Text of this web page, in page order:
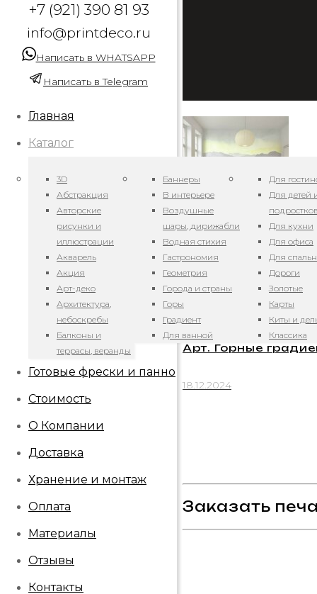
+7 (921) 390 81 93
info@printdeco.ru
Написать в WHATSAPP
Написать в Telegram
Главная
Каталог
3D
Абстракция
Авторские
рисунки и
иллюстрации
Акварель
Акция
Арт-деко
Архитектура,
небоскребы
Балконы и
террасы, веранды
Баннеры
В интерьере
Воздушные
шары, дирижабли
Водная стихия
Гастрономия
Геометрия
Города и страны
Горы
Градиент
Для ванной
Для
Для детей
Для кухни
Для офиса
Для
Дороги
Золотые
Карты
Киты и
Классика
Готовые фрески и панно
Стоимость
О Компании
Доставка
Хранение и монтаж
Оплата
Материалы
Отзывы
Контакты
Арт. Горные
18.12.2024
Арт. Горные
18.12.2024
Заказать